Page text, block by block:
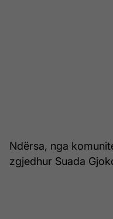
Ndërsa, nga
zgjedhur Suada